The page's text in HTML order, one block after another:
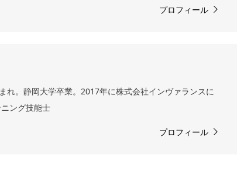
プロフィール
れ。静岡大学卒業。2017年に株式会社インヴァランスに
ング技能士
プロフィール